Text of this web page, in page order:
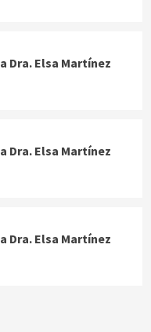
Dra. Elsa Martínez
Dra. Elsa Martínez
Dra. Elsa Martínez